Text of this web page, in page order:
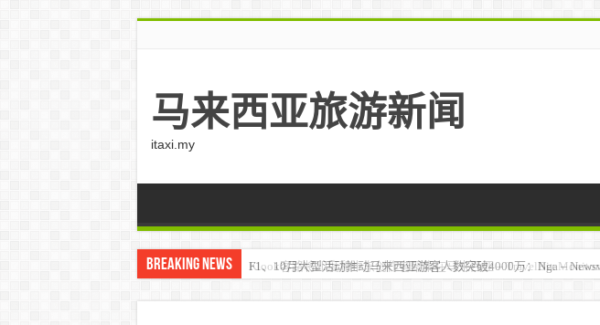
马来西亚旅游新闻
itaxi.my
Breaking News Klook客路将印度和中东创作者聚集在马来西亚 – TravelBiz Monitor